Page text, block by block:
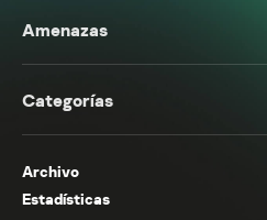
Amenazas
Categorías
Archivo
Estadísticas